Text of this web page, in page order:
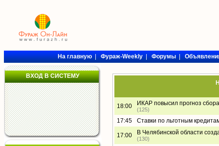
На главную|Фураж-Weekly|Форумы|
ВХОД В СИСТЕМУ
18:00 ИКАР повысил прогноз
(125)
17:45 Ставки по льготным
17:00 В Челябинской области
(130)